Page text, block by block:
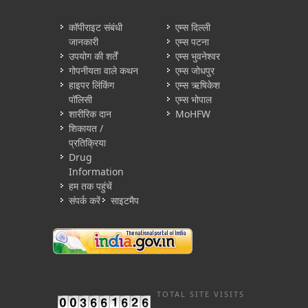
कॉपीराइट संबंधी
जानकारी
उपयोग की शर्तें
गोपनीयता वाले कथन
हाइपर लिंकिंग
पॉलिसी
शारीरिक दान
शिकायत /
प्रतिक्रिया
Drug
Information
हम तक पहुंचें
संपर्क करें
साइटमैप
एम्स दिल्ली
एम्स पटना
एम्स भुवनेश्वर
एम्स जोधपुर
एम्स ऋषिकेश
एम्स भोपाल
MoHFW
TOTAL SITE VISITS